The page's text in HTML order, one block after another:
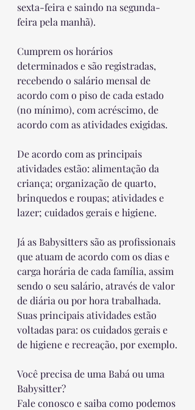
sexta-feira e saindo na segunda-
feira pela manhã).
Cumprem os horários
determinados e são registradas,
recebendo o salário mensal de
acordo com o piso de cada estado
(no mínimo), com acréscimo, de
acordo com as atividades exigidas.
De acordo com as principais
atividades estão: alimentação da
criança; organização de quarto,
brinquedos e roupas; atividades e
lazer; cuidados gerais e higiene.
Já as Babysitters são as profissionais
que atuam de acordo com os dias e
carga horária de cada família, assim
sendo o seu salário, através de valor
de diária ou por hora trabalhada.
Suas principais atividades estão
voltadas para: os cuidados gerais e
de higiene e recreação, por exemplo.
Você precisa de uma Babá ou uma
Babysitter?
Fale conosco e saiba como podemos